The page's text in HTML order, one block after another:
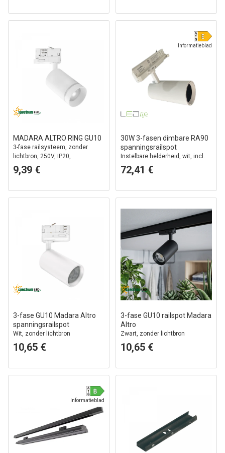
MADARA ALTRO RING GU10
3-fase railsysteem, zonder
lichtbron, 250V, IP20,
60x101x141mm, wit
9,39 €
Informatieblad
30W 3-fasen dimbare RA90
spanningsrailspot
Instelbare helderheid, wit, incl.
honingraatfilter
72,41 €
3-fase GU10 Madara Altro
spanningsrailspot
Wit, zonder lichtbron
10,65 €
3-fase GU10 railspot Madara
Altro
Zwart, zonder lichtbron
10,65 €
Informatieblad